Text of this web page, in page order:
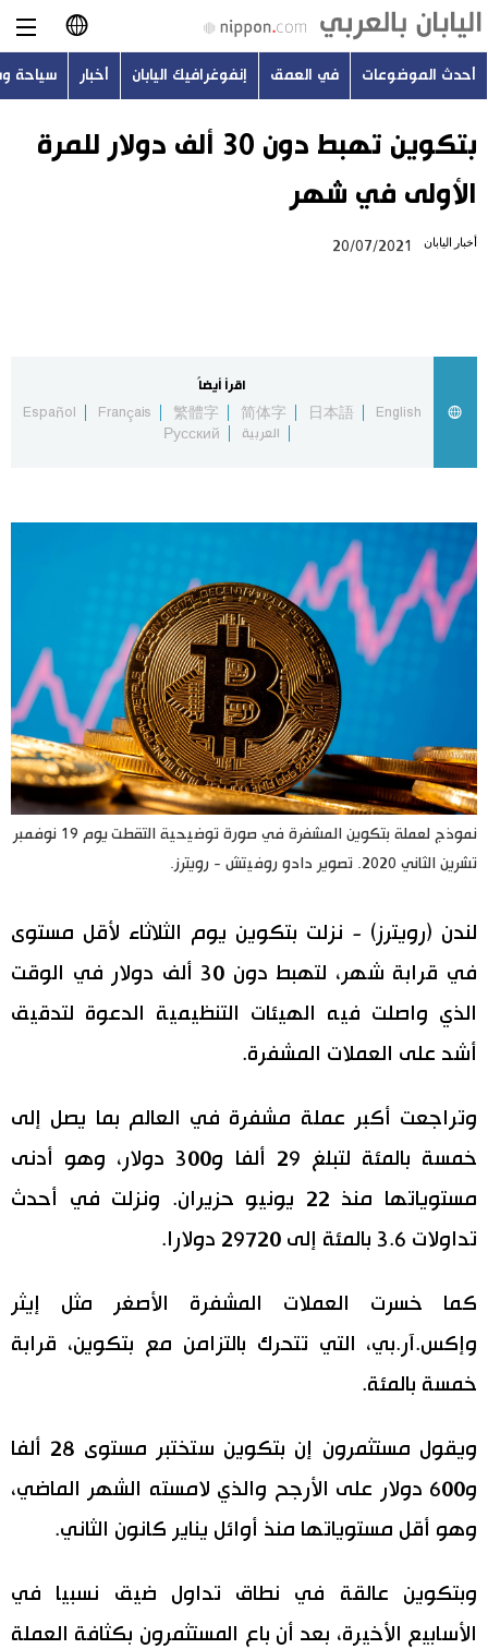
日本語
English
Русский
أحدث الموضوعات
اليابان في فيديو
مانغا وأنيمي
علوم وتكنولوجيا
صور
أشخاص
اقتصاد
لايف ستايل
الأكثر تفاعلا
اللغة اليابانية
المطبخ الياباني
تواصل معنا
أحدث الموضوعات في العمق إنفوغرافيك اليابان أخبار سياحة
بتكوين تهبط دون 30 ألف دولار للمرة
الأولى في شهر
أخبار اليابان 20/07/2021
اقرأ أيضاً
English
日本語
简体字
繁體字
Français
Español
العربية
Русский
نموذج لعملة بتكوين المشفرة في صورة توضيحية التقطت يوم 19 نوفمبر
تشرين الثاني 2020. تصوير دادو روفيتش - رويترز.
لندن (رويترز) - نزلت بتكوين يوم الثلاثاء لأقل مستوى
في قرابة شهر، لتهبط دون 30 ألف دولار في الوقت
الذي واصلت فيه الهيئات التنظيمية الدعوة لتدقيق
أشد على العملات المشفرة.
وتراجعت أكبر عملة مشفرة في العالم بما يصل إلى
خمسة بالمئة لتبلغ 29 ألفا و300 دولار، وهو أدنى
مستوياتها منذ 22 يونيو حزيران. ونزلت في أحدث
تداولات 3.6 بالمئة إلى 29720 دولارا.
كما خسرت العملات المشفرة الأصغر مثل إيثر
وإكس.آر.بي، التي تتحرك بالتزامن مع بتكوين، قرابة
خمسة بالمئة.
ويقول مستثمرون إن بتكوين ستختبر مستوى 28 ألفا
و600 دولار على الأرجح والذي لامسته الشهر الماضي،
وهو أقل مستوياتها منذ أوائل يناير كانون الثاني.
وبتكوين عالقة في نطاق تداول ضيق نسبيا في
الأسابيع الأخيرة، بعد أن باع المستثمرون بكثافة العملة